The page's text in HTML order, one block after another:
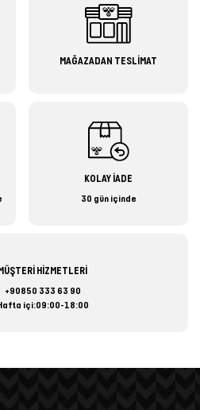
MAĞAZADAN TESLİMAT
KOLAY İADE
30 gün içinde
HİZMETLERİ
+90850 333 63 90
içi:09:00-18:00